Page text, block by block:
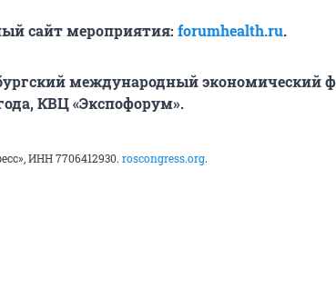
сайт мероприятия: forumhealth.ru.
международный экономический
КВЦ «Экспофорум».
ИНН 7706412930. roscongress.org.